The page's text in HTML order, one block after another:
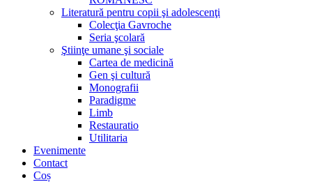
Literatură pentru copii şi adolescenţi
Colecţia Gavroche
Seria şcolară
Ştiinţe umane şi sociale
Cartea de medicină
Gen şi cultură
Monografii
Paradigme
Limb
Restauratio
Utilitaria
Evenimente
Contact
Coș